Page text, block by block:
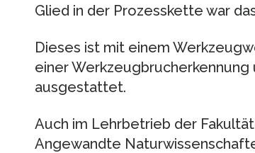
Glied in der Prozesskette war
Dieses ist mit einem
einer
ausgestattet.
Auch im Lehrbetrieb der
Angewandte